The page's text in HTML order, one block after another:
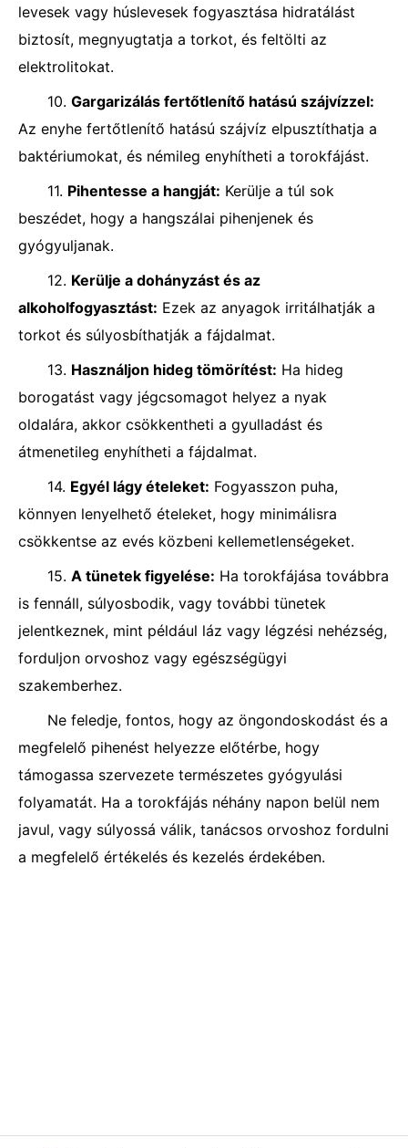
levesek vagy húslevesek fogyasztása hidratálást
biztosít, megnyugtatja a torkot, és feltölti az
elektrolitokat.
10. Gargarizálás fertőtlenítő hatású szájvízzel:
Az enyhe fertőtlenítő hatású szájvíz elpusztíthatja a
baktériumokat, és némileg enyhítheti a torokfájást.
11. Pihentesse a hangját: Kerülje a túl sok
beszédet, hogy a hangszálai pihenjenek és
gyógyuljanak.
12. Kerülje a dohányzást és az
alkoholfogyasztást: Ezek az anyagok irritálhatják a
torkot és súlyosbíthatják a fájdalmat.
13. Használjon hideg tömörítést: Ha hideg
borogatást vagy jégcsomagot helyez a nyak
oldalára, akkor csökkentheti a gyulladást és
átmenetileg enyhítheti a fájdalmat.
14. Egyél lágy ételeket: Fogyasszon puha,
könnyen lenyelhető ételeket, hogy minimálisra
csökkentse az evés közbeni kellemetlenségeket.
15. A tünetek figyelése: Ha torokfájása továbbra
is fennáll, súlyosbodik, vagy további tünetek
jelentkeznek, mint például láz vagy légzési nehézség,
forduljon orvoshoz vagy egészségügyi
szakemberhez.
Ne feledje, fontos, hogy az öngondoskodást és a
megfelelő pihenést helyezze előtérbe, hogy
támogassa szervezete természetes gyógyulási
folyamatát. Ha a torokfájás néhány napon belül nem
javul, vagy súlyossá válik, tanácsos orvoshoz fordulni
a megfelelő értékelés és kezelés érdekében.